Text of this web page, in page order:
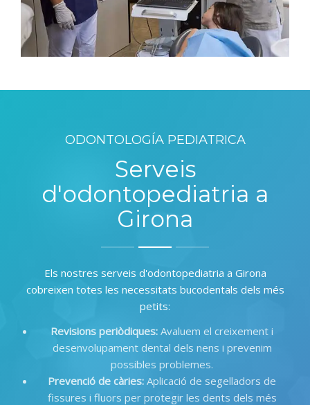
ODONTOLOGÍA PEDIATRICA
Serveis
d'odontopediatria a
Girona
Els nostres serveis d'odontopediatria a Girona
cobreixen totes les necessitats bucodentals dels més
petits:
Revisions periòdiques: Avaluem el creixement i
desenvolupament dental dels nens i prevenim
possibles problemes.
Prevenció de càries: Aplicació de segelladors de
fissures i fluors per protegir les dents dels més